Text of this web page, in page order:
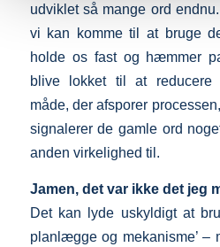
udviklet så mange ord
vi kan komme til at bruge
holde os fast og hæmmer
blive lokket til at reducere
måde, der afsporer
signalerer de gamle ord
anden virkelighed til.
Jamen, det var ikke det jeg
Det kan lyde uskyldigt at
planlægge og mekanisme’ –